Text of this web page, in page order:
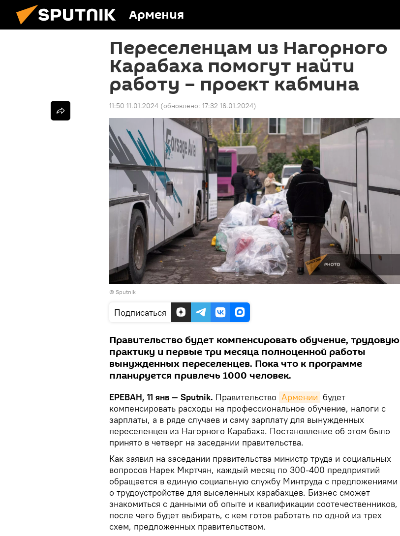
Армения
Переселенцам из Нагорного
Карабаха помогут найти
работу – проект кабмина
11:50 11.01.2024 (обновлено: 17:32 16.01.2024)
© Sputnik
Подписаться
Правительство будет компенсировать обучение, трудовую
практику и первые три месяца полноценной работы
вынужденных переселенцев. Пока что к программе
планируется привлечь 1000 человек.
ЕРЕВАН, 11 янв — Sputnik. Правительство Армении будет
компенсировать расходы на профессиональное обучение, налоги с
зарплаты, а в ряде случаев и саму зарплату для вынужденных
переселенцев из Нагорного Карабаха. Постановление об этом было
принято в четверг на заседании правительства.
Как заявил на заседании правительства министр труда и социальных
вопросов Нарек Мкртчян, каждый месяц по 300-400 предприятий
обращается в единую социальную службу Минтруда с предложениями
о трудоустройстве для выселенных карабахцев. Бизнес сможет
знакомиться с данными об опыте и квалификации соотечественников,
после чего будет выбирать, с кем готов работать по одной из трех
схем, предложенных правительством.